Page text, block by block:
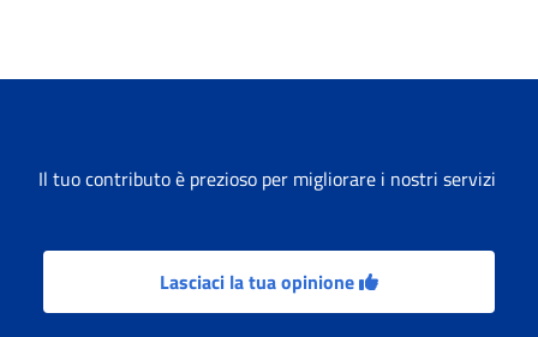
Il tuo contributo è prezioso per migliorare i nostri servizi
Lasciaci la tua opinione